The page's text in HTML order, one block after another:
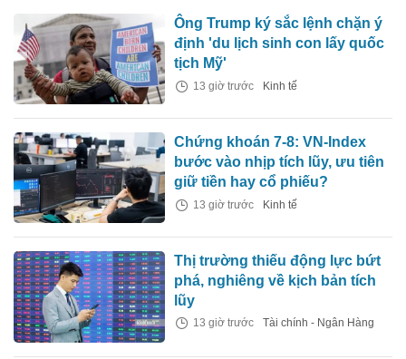
Ông Trump ký sắc lệnh chặn ý
định 'du lịch sinh con lấy quốc
tịch Mỹ'
13 giờ trước Kinh tế
Chứng khoán 7-8: VN-Index
bước vào nhịp tích lũy, ưu tiên
giữ tiền hay cổ phiếu?
13 giờ trước Kinh tế
Thị trường thiếu động lực bứt
phá, nghiêng về kịch bản tích
lũy
13 giờ trước Tài chính - Ngân Hàng